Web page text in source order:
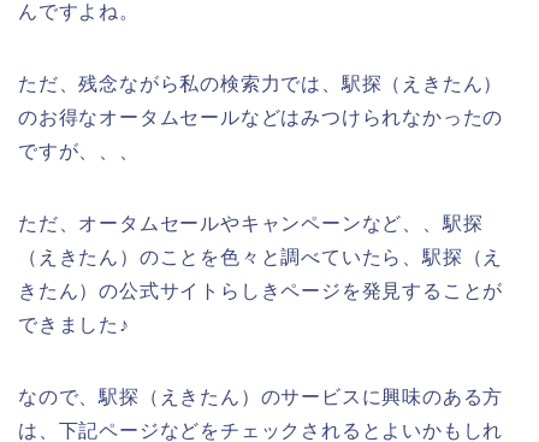
んですよね。
ただ、残念ながら私の検索力では、駅探（えきたん）
のお得なオータムセールなどはみつけられなかったの
ですが、、、
ただ、オータムセールやキャンペーンなど、、駅探
（えきたん）のことを色々と調べていたら、駅探（え
きたん）の公式サイトらしきページを発見することが
できました♪
なので、駅探（えきたん）のサービスに興味のある方
は、下記ページなどをチェックされるとよいかもしれ